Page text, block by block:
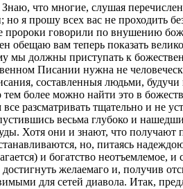
что многие, слушая
я прошу всех вас не проходить
пророки говорили по внушению
вам теперь показать
мы должны приступать к
Писании нужна не
составленныя людьми,
тем более можно найти это в
разсматривать тщательно и не
весьма глубоко и
Хотя они и знают, что
но, питаясь
и богатство неотъемлемое,
желаемаго и, получив
для сетей диавола. Итак,